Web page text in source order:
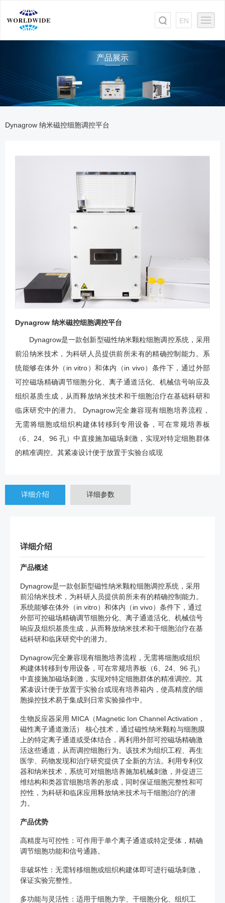
EN
产品展示
Dynagrow 纳米磁控细胞调控平台
Dynagrow 纳米磁控细胞调控平台
Dynagrow是一款创新型磁性纳米颗粒细胞调控系统，采用
前沿纳米技术，为科研人员提供前所未有的精确控制能力。系
统能够在体外（in vitro）和体内（in vivo）条件下，通过外部
可控磁场精确调节细胞分化、离子通道活化、机械信号响应及
组织基质生成，从而释放纳米技术和干细胞治疗在基础科研和
临床研究中的潜力。 Dynagrow完全兼容现有细胞培养流程，
无需将细胞或组织构建体转移到专用设备，可在常规培养板
（6、24、96 孔）中直接施加磁场刺激，实现对特定细胞群体
的精准调控。其紧凑设计便于放置于实验台或现
详细介绍 详细参数
详细介绍
产品概述
Dynagrow是一款创新型磁性纳米颗粒细胞调控系统，采用
前沿纳米技术，为科研人员提供前所未有的精确控制能力。
系统能够在体外（in vitro）和体内（in vivo）条件下，通过
外部可控磁场精确调节细胞分化、离子通道活化、机械信号
响应及组织基质生成，从而释放纳米技术和干细胞治疗在基
础科研和临床研究中的潜力。
Dynagrow完全兼容现有细胞培养流程，无需将细胞或组织
构建体转移到专用设备，可在常规培养板（6、24、96 孔）
中直接施加磁场刺激，实现对特定细胞群体的精准调控。其
紧凑设计便于放置于实验台或现有培养箱内，使高精度的细
胞操控技术易于集成到日常实验操作中。
生物反应器采用 MICA（Magnetic Ion Channel Activation，
磁性离子通道激活） 核心技术，通过磁性纳米颗粒与细胞膜
上的特定离子通道或受体结合，再利用外部可控磁场精确激
活这些通道，从而调控细胞行为。该技术为组织工程、再生
医学、药物发现和治疗研究提供了全新的方法。利用专利仪
器和纳米技术，系统可对细胞培养施加机械刺激，并促进三
维结构和类器官细胞培养的形成，同时保证细胞完整性和可
控性，为科研和临床应用释放纳米技术与干细胞治疗的潜
力。
产品优势
高精度与可控性：可作用于单个离子通道或特定受体，精确
调节细胞功能和信号通路。
非破坏性：无需转移细胞或组织构建体即可进行磁场刺激，
保证实验完整性。
多功能与灵活性：适用于细胞力学、干细胞分化、组织工